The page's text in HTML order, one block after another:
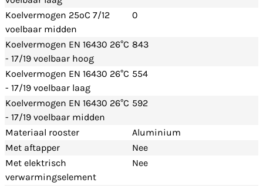
Koelvermogen 25ºC 7/12
voelbaar midden
0
Koelvermogen EN 16430 26°C
- 17/19 voelbaar hoog
843
Koelvermogen EN 16430 26°C
- 17/19 voelbaar laag
554
Koelvermogen EN 16430 26°C
- 17/19 voelbaar midden
592
Materiaal rooster
Aluminium
Met aftapper
Nee
Met elektrisch
verwarmingselement
Nee